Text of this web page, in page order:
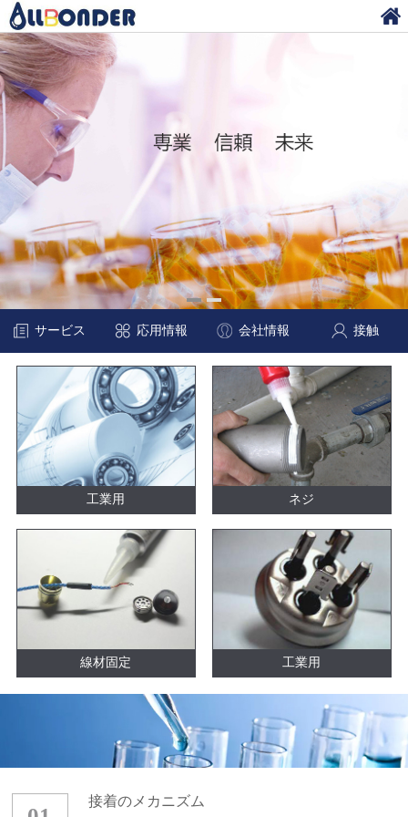
サービス 応用情報 会社情報 接触
工業用 ネジ
線材固定 工業用
接着のメカニズム